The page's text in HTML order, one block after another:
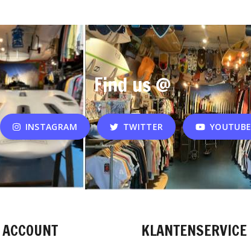
Find us @
INSTAGRAM TWITTER YOUTUBE
KLANTENSERVICE